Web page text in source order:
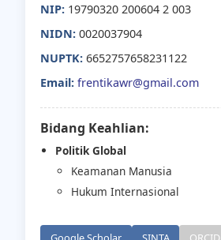
NIP: 19790320 200604 2 003
NIDN: 0020037904
NUPTK: 6652757658231122
Email: frentikawr@gmail.com
Bidang Keahlian:
Politik Global
Keamanan Manusia
Hukum Internasional